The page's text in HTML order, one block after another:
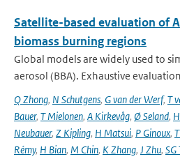
Satellite-based evaluation of
biomass burning regions
Global models are widely used to
aerosol (BBA). Exhaustive
Q Zhong, N Schutgens, G van der Werf, T
Bauer, T Mielonen, A Kirkevåg, Ø Seland,
Neubauer, Z Kipling, H Matsui, P Ginoux,
Rémy, H Bian, M Chin, K Zhang, J Zhu, SG